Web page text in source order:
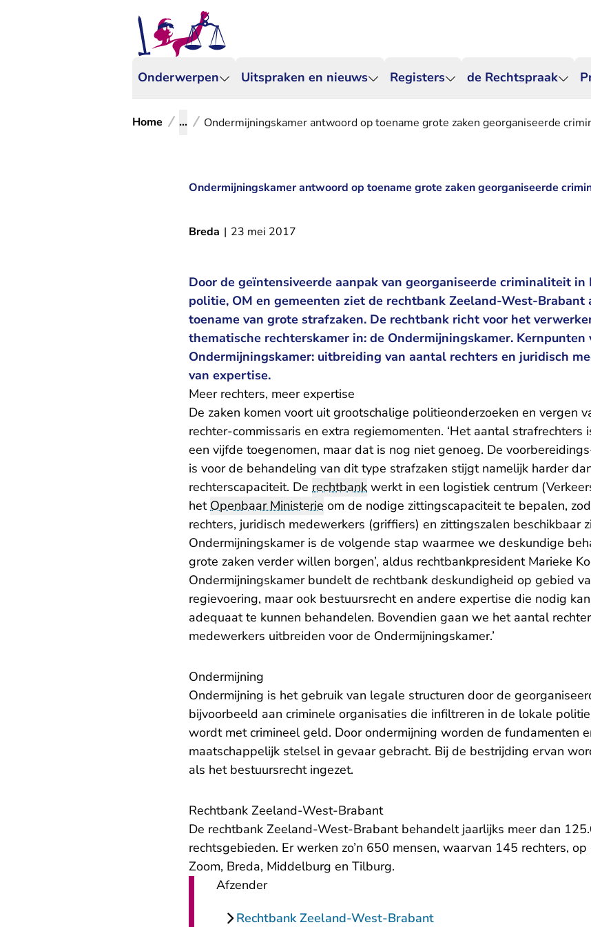
Onderwerpen Uitspraken en nieuws Registers de Rechtspraak
Home ... Ondermijningskamer antwoord op toename grote zaken georganiseerde
Ondermijningskamer antwoord op toename grote zaken georganiseerde
Breda | 23 mei 2017
Door de geïntensiveerde aanpak van georganiseerde criminaliteit in
politie, OM en gemeenten ziet de rechtbank Zeeland-West-Brabant
toename van grote strafzaken. De rechtbank richt voor het
thematische rechterskamer in: de Ondermijningskamer. Kernpunten
Ondermijningskamer: uitbreiding van aantal rechters en juridisch
van expertise.
Meer rechters, meer expertise
De zaken komen voort uit grootschalige politieonderzoeken en vergen
rechter-commissaris en extra regiemomenten. ‘Het aantal
een vijfde toegenomen, maar dat is nog niet genoeg. De
is voor de behandeling van dit type strafzaken stijgt namelijk harder
rechterscapaciteit. De rechtbank werkt in een logistiek centrum
hetOpenbaar Ministerie om de nodige zittingscapaciteit te bepalen,
rechters, juridisch medewerkers (griffiers) en zittingszalen beschikbaar
Ondermijningskamer is de volgende stap waarmee we deskundige
grote zaken verder willen borgen’, aldus rechtbankpresident Marieke
Ondermijningskamer bundelt de rechtbank deskundigheid op gebied
regievoering, maar ook bestuursrecht en andere expertise die nodig
adequaat te kunnen behandelen. Bovendien gaan we het aantal
medewerkers uitbreiden voor de Ondermijningskamer.’
Ondermijning
Ondermijning is het gebruik van legale structuren door de
bijvoorbeeld aan criminele organisaties die infiltreren in de lokale
wordt met crimineel geld. Door ondermijning worden de fundamenten
maatschappelijk stelsel in gevaar gebracht. Bij de bestrijding ervan
als het bestuursrecht ingezet.
Rechtbank Zeeland-West-Brabant
De rechtbank Zeeland-West-Brabant behandelt jaarlijks meer dan
rechtsgebieden. Er werken zo’n 650 mensen, waarvan 145 rechters,
Zoom, Breda, Middelburg en Tilburg.
Afzender
Rechtbank Zeeland-West-Brabant